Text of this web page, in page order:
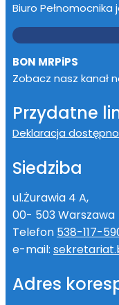
Biuro
BON MRPiPS
Zobacz nasz kanał
Przydatne
Deklaracja
Siedziba
ul.Żurawia 4 A,
00- 503 Warszawa
Telefon 538-117-
e-mail:
Adres